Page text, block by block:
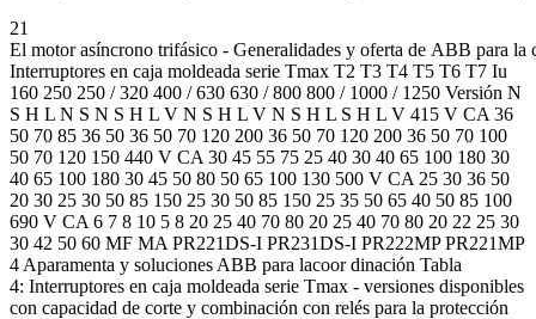
21
El motor asíncrono trifásico - Generalidades y oferta de ABB para la
Interruptores en caja moldeada serie Tmax T2 T3 T4 T5 T6 T7 Iu
160 250 250 / 320 400 / 630 630 / 800 800 / 1000 / 1250 Versión N
S H L N S N S H L V N S H L V N S H L S H L V 415 V CA 36
50 70 85 36 50 36 50 70 120 200 36 50 70 120 200 36 50 70 100
50 70 120 150 440 V CA 30 45 55 75 25 40 30 40 65 100 180 30
40 65 100 180 30 45 50 80 50 65 100 130 500 V CA 25 30 36 50
20 30 25 30 50 85 150 25 30 50 85 150 25 35 50 65 40 50 85 100
690 V CA 6 7 8 10 5 8 20 25 40 70 80 20 25 40 70 80 20 22 25 30
30 42 50 60 MF MA PR221DS-I PR231DS-I PR222MP PR221MP
4 Aparamenta y soluciones ABB para lacoor dinación Tabla
4: Interruptores en caja moldeada serie Tmax - versiones disponibles
con capacidad de corte y combinación con relés para la protección